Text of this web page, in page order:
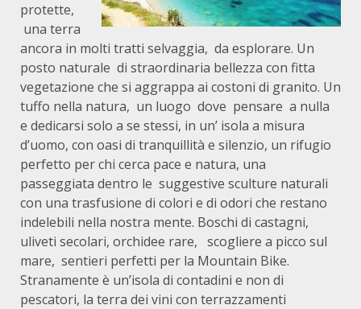
protette,
una terra
ancora in molti tratti selvaggia, da esplorare. Un
posto naturale di straordinaria bellezza con fitta
vegetazione che si aggrappa ai costoni di granito. Un
tuffo nella natura, un luogo dove pensare a nulla
e dedicarsi solo a se stessi, in un’ isola a misura
d’uomo, con oasi di tranquillità e silenzio, un rifugio
perfetto per chi cerca pace e natura, una
passeggiata dentro le suggestive sculture naturali
con una trasfusione di colori e di odori che restano
indelebili nella nostra mente. Boschi di castagni,
uliveti secolari, orchidee rare, scogliere a picco sul
mare, sentieri perfetti per la Mountain Bike.
Stranamente è un’isola di contadini e non di
pescatori, la terra dei vini con terrazzamenti